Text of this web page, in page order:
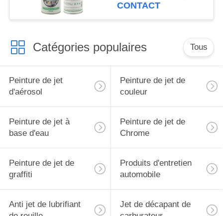
CONTACT
Catégories populaires Tous
Peinture de jet
d'aérosol
Peinture de jet de
couleur
Peinture de jet à
base d'eau
Peinture de jet de
Chrome
Peinture de jet de
graffiti
Produits d'entretien
automobile
Anti jet de lubrifiant
Jet de décapant de